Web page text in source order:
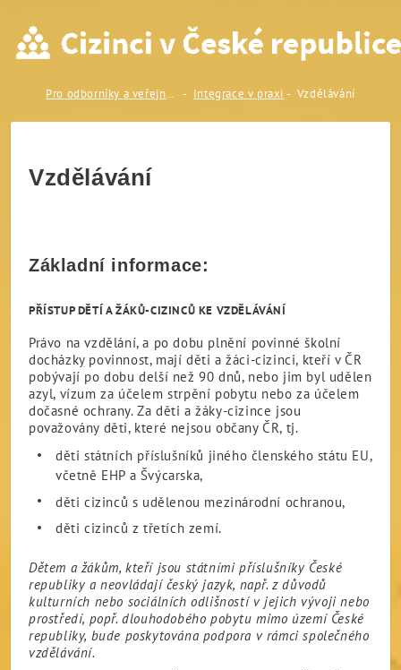
Vzdělávání Pro odborníky a veřejnost Integrace v praxi Vzdělávání
Vzdělávání
Základní informace:
PŘÍSTUP DĚTÍ A ŽÁKŮ-CIZINCŮ KE VZDĚLÁVÁNÍ
Právo na vzdělání, a po dobu plnění povinné školní
docházky povinnost, mají děti a žáci-cizinci, kteří v ČR
pobývají po dobu delší než 90 dnů, nebo jim byl udělen
azyl, vízum za účelem strpění pobytu nebo za účelem
dočasné ochrany. Za děti a žáky-cizince jsou
považovány děti, které nejsou občany ČR, tj.
děti státních příslušníků jiného členského státu EU,
včetně EHP a Švýcarska,
děti cizinců s udělenou mezinárodní ochranou,
děti cizinců z třetích zemí.
Dětem a žákům, kteří jsou státními příslušníky České
republiky a neovládají český jazyk, např. z důvodů
kulturních nebo sociálních odlišností v jejich vývoji nebo
prostředí, popř. dlouhodobého pobytu mimo území České
republiky, bude poskytována podpora v rámci společného
vzdělávání.